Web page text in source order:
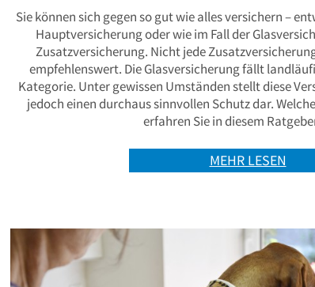
Sie können sich gegen so gut wie alles versichern –
Hauptversicherung oder wie im Fall der
Zusatzversicherung. Nicht jede
empfehlenswert. Die Glasversicherung fällt
Kategorie. Unter gewissen Umständen stellt diese
jedoch einen durchaus sinnvollen Schutz dar.
erfahren Sie in diesem
MEHR LESEN